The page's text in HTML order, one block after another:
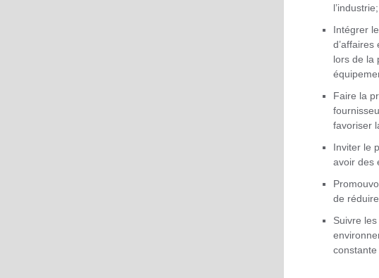
l’industrie;
Intégrer
lors de la
Faire la
favoriser
Inviter le
avoir des
de
Suivre